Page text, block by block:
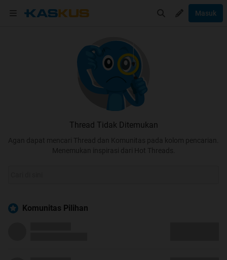
Masuk
Thread Tidak Ditemukan
Agan dapat mencari Thread dan Komunitas pada kolom pencarian.
Menemukan inspirasi dari Hot Threads.
Komunitas Pilihan